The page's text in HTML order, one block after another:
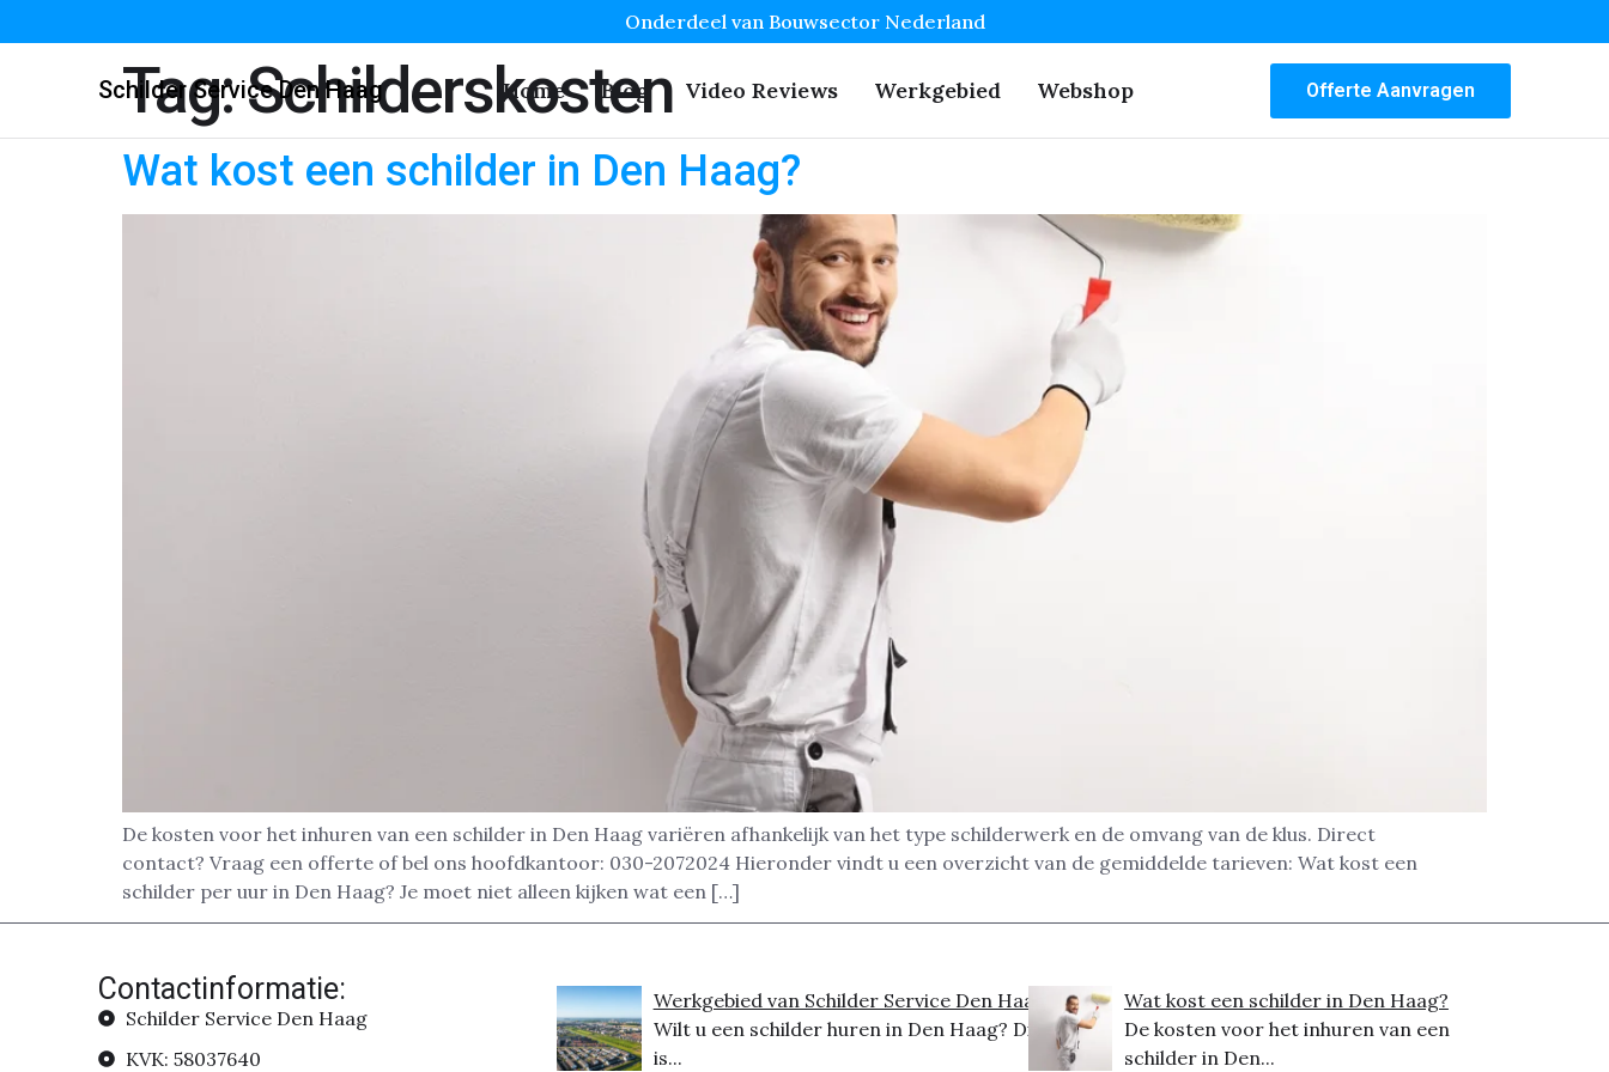
Onderdeel van Bouwsector Nederland
Schilder Service Den Haag Home Blog Video Reviews Werkgebied Webshop Offerte Aanvragen
Tag:Schilderskosten
Wat kost een schilder in Den Haag?
De kosten voor het inhuren van een schilder in Den Haag variëren afhankelijk van het type schilderwerk en de omvang van de klus. Direct
contact? Vraag een offerte of bel ons hoofdkantoor: 030-2072024 Hieronder vindt u een overzicht van de gemiddelde tarieven: Wat kost een
schilder per uur in Den Haag? Je moet niet alleen kijken wat een […]
Contactinformatie:
Schilder Service Den Haag
KVK: 58037640
Werkgebied van Schilder Service Den Haag
Wilt u een schilder huren in Den Haag? Dit
is...
Wat kost een schilder in Den Haag?
De kosten voor het inhuren van een
schilder in Den...